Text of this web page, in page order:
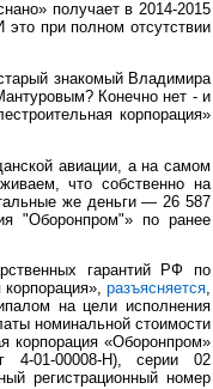
получает в 2014-2015
при полном отсутствии
знакомый Владимира
Конечно нет - и
корпорация»
авиации, а на самом
что собственно на
же деньги — 26 587
"Оборонпром"» по ранее
гарантий РФ по
разъясняется,
на цели исполнения
номинальной стоимости
корпорация «Оборонпром»
4-01-00008-Н), серии 02
регистрационный номер